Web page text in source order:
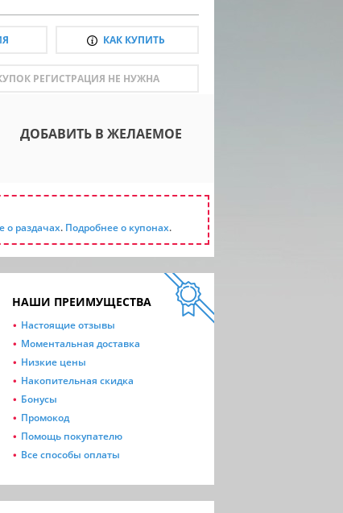
КАК КУПИТЬ
РЕГИСТРАЦИЯ НЕ НУЖНА
ДОБАВИТЬ В ЖЕЛАЕМОЕ
о раздачах. Подробнее о купонах.
НАШИ ПРЕИМУЩЕСТВА
Настоящие отзывы
Моментальная доставка
Низкие цены
Накопительная скидка
Бонусы
Промокод
Помощь покупателю
Все способы оплаты